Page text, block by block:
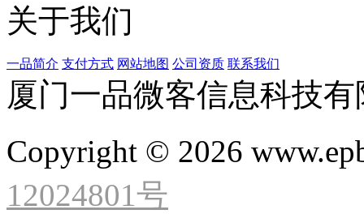
关于我们
一品简介 支付方式 网站地图 公司资质 联系我们
厦门一品微客信息科技
Copyright © 2026
12024801号